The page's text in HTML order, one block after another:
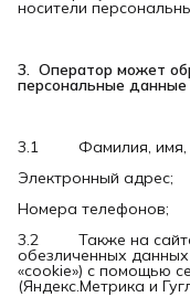
носители
3.  Оператор может
персональные
3.1 Фамилия, имя,
Электронный адрес;
Номера телефонов;
3.2 Также на сайте
обезличенных
«cookie») с помощью
(Яндекс.Метрика и